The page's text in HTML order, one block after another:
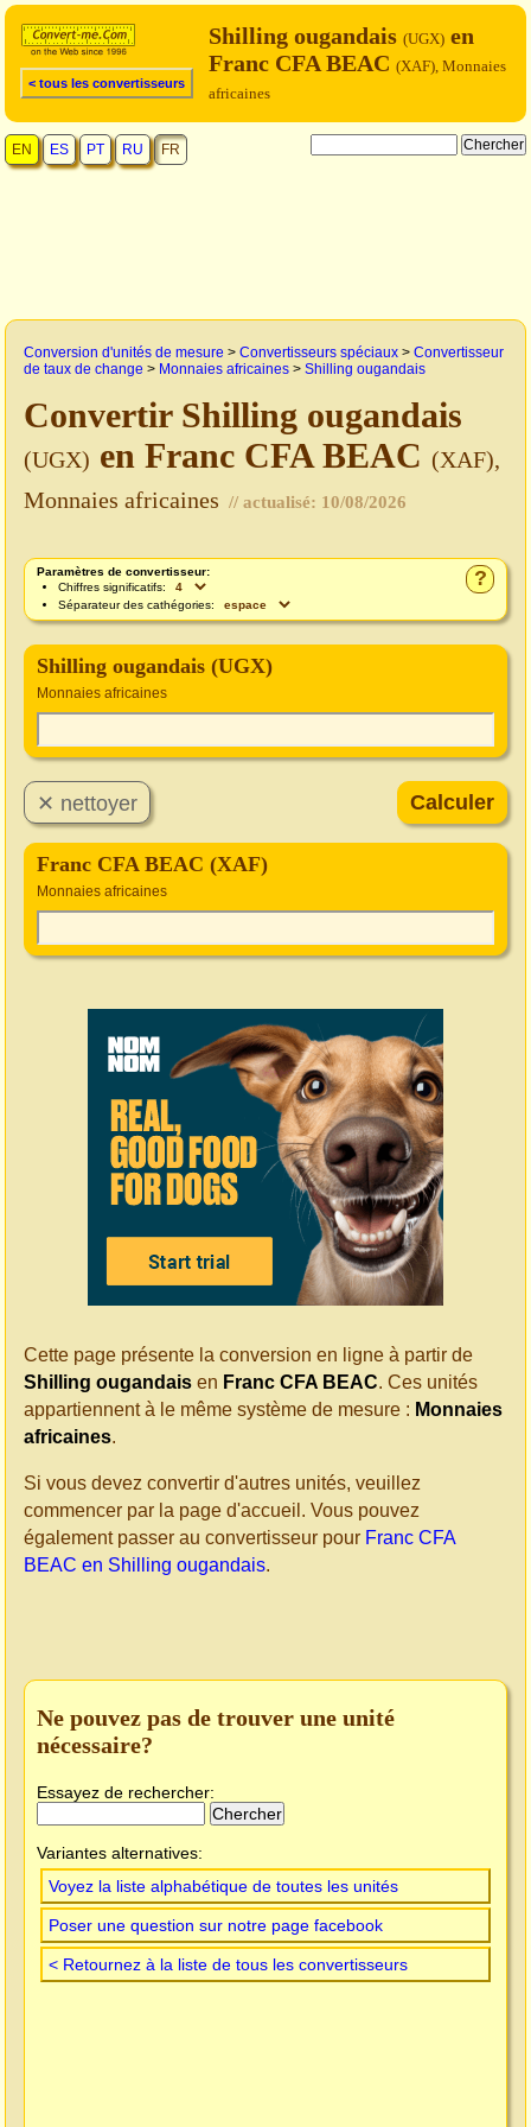
< tous les convertisseurs
Shilling ougandais (UGX) en
Franc CFA BEAC (XAF), Monnaies
africaines
EN ES PT RU FR
Conversion d'unités de mesure > Convertisseurs spéciaux > Convertisseur
de taux de change > Monnaies africaines > Shilling ougandais
Convertir Shilling ougandais
(UGX) en Franc CFA BEAC (XAF),
Monnaies africaines // actualisé: 10/08/2026
?
Paramètres de convertisseur:
Chiffres significatifs:
Séparateur des cathégories:
Shilling ougandais (UGX)
Monnaies africaines
Franc CFA BEAC (XAF)
Monnaies africaines
Cette page présente la conversion en ligne à partir de
Shilling ougandais en Franc CFA BEAC. Ces unités
appartiennent à le même système de mesure : Monnaies
africaines.
Si vous devez convertir d'autres unités, veuillez
commencer par la page d'accueil. Vous pouvez
également passer au convertisseur pour Franc CFA
BEAC en Shilling ougandais.
Ne pouvez pas de trouver une unité
nécessaire?
Essayez de rechercher:
Variantes alternatives:
Voyez la liste alphabétique de toutes les unités
Poser une question sur notre page facebook
< Retournez à la liste de tous les convertisseurs